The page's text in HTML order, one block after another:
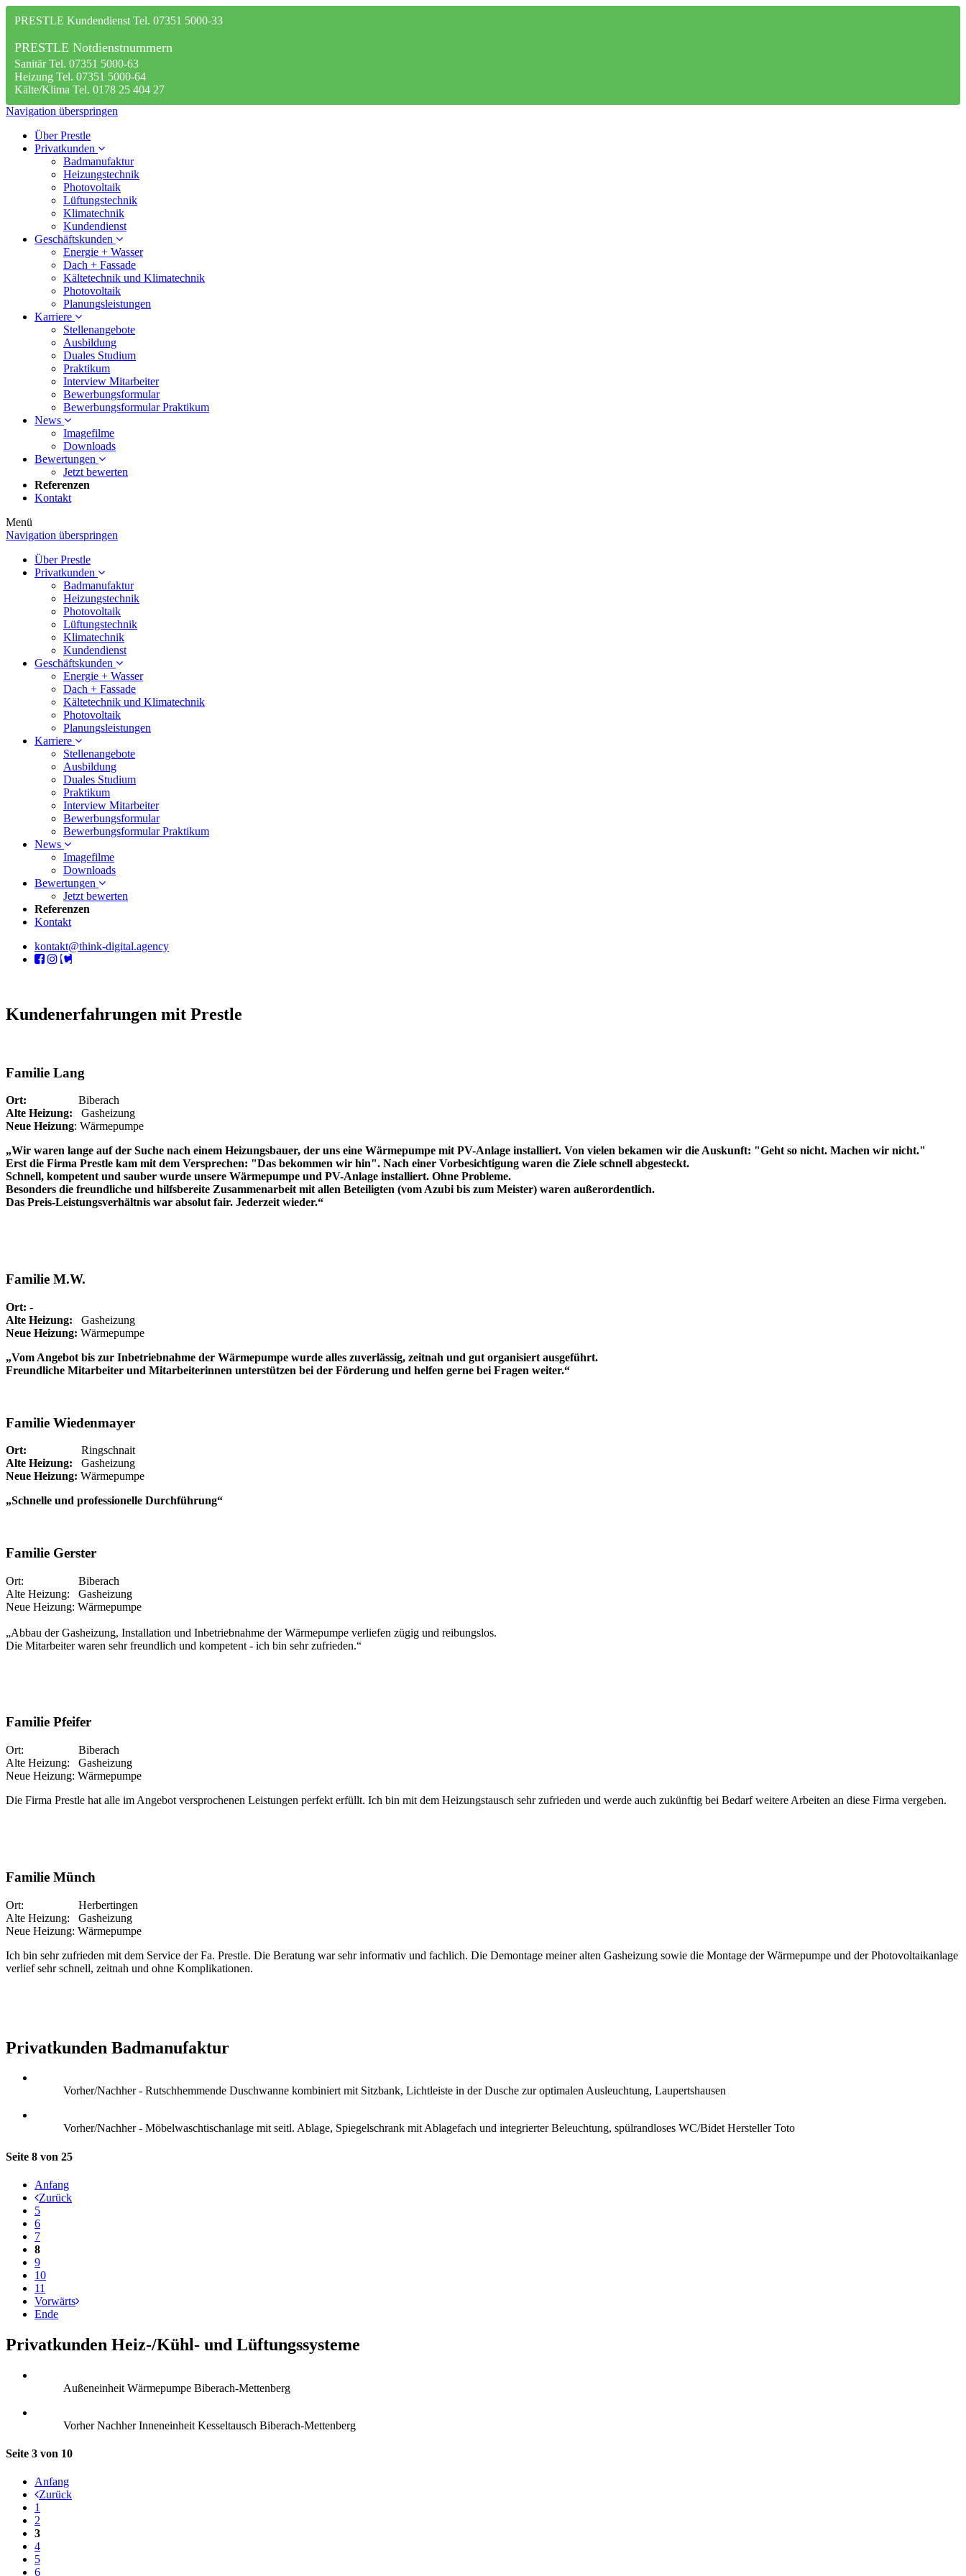
PRESTLE Kundendienst Tel. 07351 5000-33
PRESTLE Notdienstnummern
Sanitär Tel. 07351 5000-63
Heizung Tel. 07351 5000-64
Kälte/Klima Tel. 0178 25 404 27
Navigation überspringen
Über Prestle
Privatkunden
Badmanufaktur
Heizungstechnik
Photovoltaik
Lüftungstechnik
Klimatechnik
Kundendienst
Geschäftskunden
Energie + Wasser
Dach + Fassade
Kältetechnik und Klimatechnik
Photovoltaik
Planungsleistungen
Karriere
Stellenangebote
Ausbildung
Duales Studium
Praktikum
Interview Mitarbeiter
Bewerbungsformular
Bewerbungsformular Praktikum
News
Imagefilme
Downloads
Bewertungen
Jetzt bewerten
Referenzen
Kontakt
Menü
Navigation überspringen
Über Prestle
Privatkunden
Badmanufaktur
Heizungstechnik
Photovoltaik
Lüftungstechnik
Klimatechnik
Kundendienst
Geschäftskunden
Energie + Wasser
Dach + Fassade
Kältetechnik und Klimatechnik
Photovoltaik
Planungsleistungen
Karriere
Stellenangebote
Ausbildung
Duales Studium
Praktikum
Interview Mitarbeiter
Bewerbungsformular
Bewerbungsformular Praktikum
News
Imagefilme
Downloads
Bewertungen
Jetzt bewerten
Referenzen
Kontakt
kontakt@think-digital.agency
Kundenerfahrungen mit Prestle
Familie Lang
Ort: Biberach
Alte Heizung: Gasheizung
Neue Heizung: Wärmepumpe
„Wir waren lange auf der Suche nach einem Heizungsbauer, der uns eine Wärmepumpe mit PV-Anlage installiert. Von vielen bekamen wir die Auskunft: "Geht so nicht. Machen wir nicht."
Erst die Firma Prestle kam mit dem Versprechen: "Das bekommen wir hin". Nach einer Vorbesichtigung waren die Ziele schnell abgesteckt.
Schnell, kompetent und sauber wurde unsere Wärmepumpe und PV-Anlage installiert. Ohne Probleme.
Besonders die freundliche und hilfsbereite Zusammenarbeit mit allen Beteiligten (vom Azubi bis zum Meister) waren außerordentlich.
Das Preis-Leistungsverhältnis war absolut fair. Jederzeit wieder.“
Familie M.W.
Ort: -
Alte Heizung: Gasheizung
Neue Heizung: Wärmepumpe
„Vom Angebot bis zur Inbetriebnahme der Wärmepumpe wurde alles zuverlässig, zeitnah und gut organisiert ausgeführt.
Freundliche Mitarbeiter und Mitarbeiterinnen unterstützen bei der Förderung und helfen gerne bei Fragen weiter.“
Familie Wiedenmayer
Ort: Ringschnait
Alte Heizung: Gasheizung
Neue Heizung: Wärmepumpe
„Schnelle und professionelle Durchführung“
Familie Gerster
Ort: Biberach
Alte Heizung: Gasheizung
Neue Heizung: Wärmepumpe
„Abbau der Gasheizung, Installation und Inbetriebnahme der Wärmepumpe verliefen zügig und reibungslos.
Die Mitarbeiter waren sehr freundlich und kompetent - ich bin sehr zufrieden.“
Familie Pfeifer
Ort: Biberach
Alte Heizung: Gasheizung
Neue Heizung: Wärmepumpe
Die Firma Prestle hat alle im Angebot versprochenen Leistungen perfekt erfüllt. Ich bin mit dem Heizungstausch sehr zufrieden und werde auch zukünftig bei Bedarf weitere Arbeiten an diese Firma vergeben.
Familie Münch
Ort: Herbertingen
Alte Heizung: Gasheizung
Neue Heizung: Wärmepumpe
Ich bin sehr zufrieden mit dem Service der Fa. Prestle. Die Beratung war sehr informativ und fachlich. Die Demontage meiner alten Gasheizung sowie die Montage der Wärmepumpe und der Photovoltaikanlage
verlief sehr schnell, zeitnah und ohne Komplikationen.
Privatkunden Badmanufaktur
Vorher/Nachher - Rutschhemmende Duschwanne kombiniert mit Sitzbank, Lichtleiste in der Dusche zur optimalen Ausleuchtung, Laupertshausen
Vorher/Nachher - Möbelwaschtischanlage mit seitl. Ablage, Spiegelschrank mit Ablagefach und integrierter Beleuchtung, spülrandloses WC/Bidet Hersteller Toto
Seite 8 von 25
Anfang
Zurück
5
6
7
8
9
10
11
Vorwärts
Ende
Privatkunden Heiz-/Kühl- und Lüftungssysteme
Außeneinheit Wärmepumpe Biberach-Mettenberg
Vorher Nachher Inneneinheit Kesseltausch Biberach-Mettenberg
Seite 3 von 10
Anfang
Zurück
1
2
3
4
5
6